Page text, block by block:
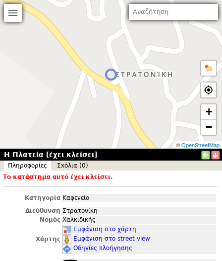
+
−
©OpenStreetMap
Η Πλατεία [έχει κλείσει]
Πληροφορίες
Σxόλια (0)
Το κατάστημα αυτό έχει κλείσει.
Κατηγορία Καφενείο
Διεύθυνση Στρατονίκη
Νομός Χαλκιδικής
Χάρτης
Εμφάνιση στο χάρτη
Εμφάνιση στο street view
Οδηγίες πλοήγησης